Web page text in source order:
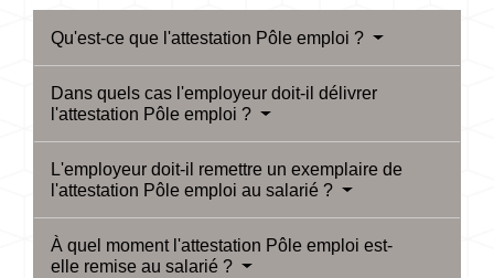
Qu'est-ce que l'attestation Pôle emploi ?
Dans quels cas l'employeur doit-il délivrer
l'attestation Pôle emploi ?
L'employeur doit-il remettre un exemplaire de
l'attestation Pôle emploi au salarié ?
À quel moment l'attestation Pôle emploi est-
elle remise au salarié ?